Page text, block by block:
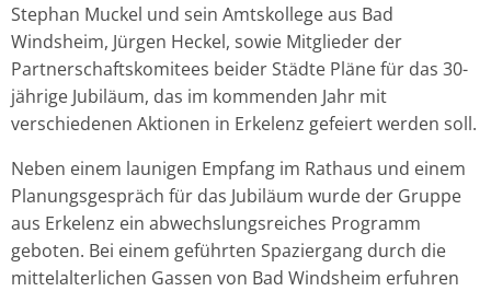
Stephan Muckel und sein Amtskollege aus Bad
Windsheim, Jürgen Heckel, sowie Mitglieder der
Partnerschaftskomitees beider Städte Pläne für das 30-
jährige Jubiläum, das im kommenden Jahr mit
verschiedenen Aktionen in Erkelenz gefeiert werden soll.
Neben einem launigen Empfang im Rathaus und einem
Planungsgespräch für das Jubiläum wurde der Gruppe
aus Erkelenz ein abwechslungsreiches Programm
geboten. Bei einem geführten Spaziergang durch die
mittelalterlichen Gassen von Bad Windsheim erfuhren